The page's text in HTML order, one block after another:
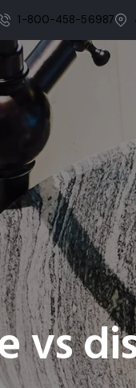
1-800-458-56987
vs